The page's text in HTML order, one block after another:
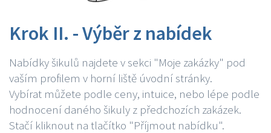
Krok II. - Výběr z nabídek
Nabídky šikulů najdete v sekci "Moje zakázky" pod
vaším profilem v horní liště úvodní stránky.
Vybírat můžete podle ceny, intuice, nebo lépe podle
hodnocení daného šikuly z předchozích zakázek.
Stačí kliknout na tlačítko "Příjmout nabídku".